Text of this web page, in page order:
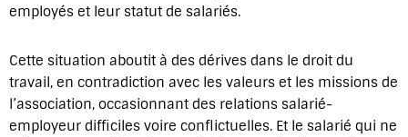
employés et leur statut de salariés.
Cette situation aboutit à des dérives dans le droit du
travail, en contradiction avec les valeurs et les missions de
l’association, occasionnant des relations salarié-
employeur difficiles voire conflictuelles. Et le salarié qui ne